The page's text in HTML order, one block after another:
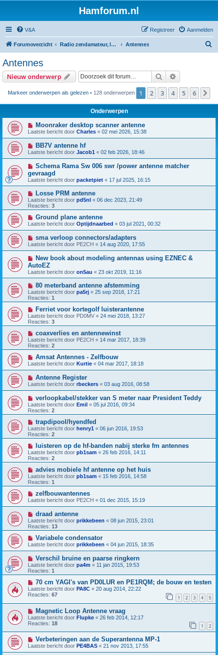
Hamforum.nl
V&A Aanmelden
Registreer
Forumoverzicht Radio zendamateur, luisteramateur en elektronica zelfbouw Antennes
Antennes
Nieuw onderwerp Zoek
Markeer onderwerpen als gelezen • 128 onderwerpen 1 2 3 4 5 6
Onderwerpen
Moonraker desktop scanner antenne
Laatste bericht door Charles « 02 mei 2026, 15:38
BB7V antenne hf
Laatste bericht door Jacob1 « 02 feb 2026, 18:46
Schema Rama Sw 006 swr /power antenne matcher
gevraagd
Laatste bericht door packetpiet « 17 jul 2025, 16:15
Losse PRM antenne
Laatste bericht door pd5nl « 06 dec 2023, 21:49
Reacties: 3
Ground plane antenne
Laatste bericht door Optijdnaarbed « 03 jul 2021, 00:32
sma verloop connectors/adapters
Laatste bericht door PE2CH « 14 aug 2020, 17:55
New book about modeling antennas using EZNEC &
AutoEZ
Laatste bericht door on5au « 23 okt 2019, 11:16
80 meterband antenne afstemming
Laatste bericht door pa5rj « 25 sep 2018, 17:21
Reacties: 1
Ferriet voor kortegolf luisterantenne
Laatste bericht door PD0MV « 24 mei 2018, 13:27
Reacties: 3
coaxverlies en antennewinst
Laatste bericht door PE2CH « 14 mar 2017, 18:39
Reacties: 2
Amsat Antennes - Zelfbouw
Laatste bericht door Kurtie « 04 mar 2017, 18:18
Antenne Register
Laatste bericht door rbeckers « 03 aug 2016, 08:58
verloopkabel/stekker van S meter naar President Teddy
Laatste bericht door Emil « 05 jul 2016, 09:34
Reacties: 2
trapdipool/hyendfed
Laatste bericht door henry1 « 06 jun 2016, 19:53
Reacties: 2
luisteren op de hf-banden nabij sterke fm antennes
Laatste bericht door pb1sam « 26 feb 2016, 14:11
Reacties: 2
advies mobiele hf antenne op het huis
Laatste bericht door pb1sam « 15 feb 2016, 14:58
Reacties: 1
zelfbouwantennes
Laatste bericht door PE2CH « 01 dec 2015, 15:19
draad antenne
Laatste bericht door prikkebeen « 08 jun 2015, 23:01
Reacties: 13
Variabele condensator
Laatste bericht door prikkebeen « 04 jun 2015, 18:35
Verschil bruine en paarse ringkern
Laatste bericht door pa4m « 11 jan 2015, 19:53
Reacties: 1
70 cm YAGI's van PD0LUR en PE1RQM; de bouw en testen
Laatste bericht door PA8C « 20 aug 2014, 22:22
Reacties: 67 1 2 3 4 5
Magnetic Loop Antenne vraag
Laatste bericht door Flupke « 26 feb 2014, 12:17
Reacties: 18 1 2
Verbeteringen aan de Superantenna MP-1
Laatste bericht door PE4BAS « 21 nov 2013, 17:55